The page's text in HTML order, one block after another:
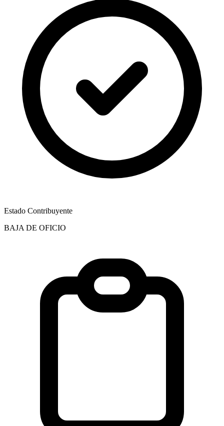
Estado Contribuyente
BAJA DE OFICIO